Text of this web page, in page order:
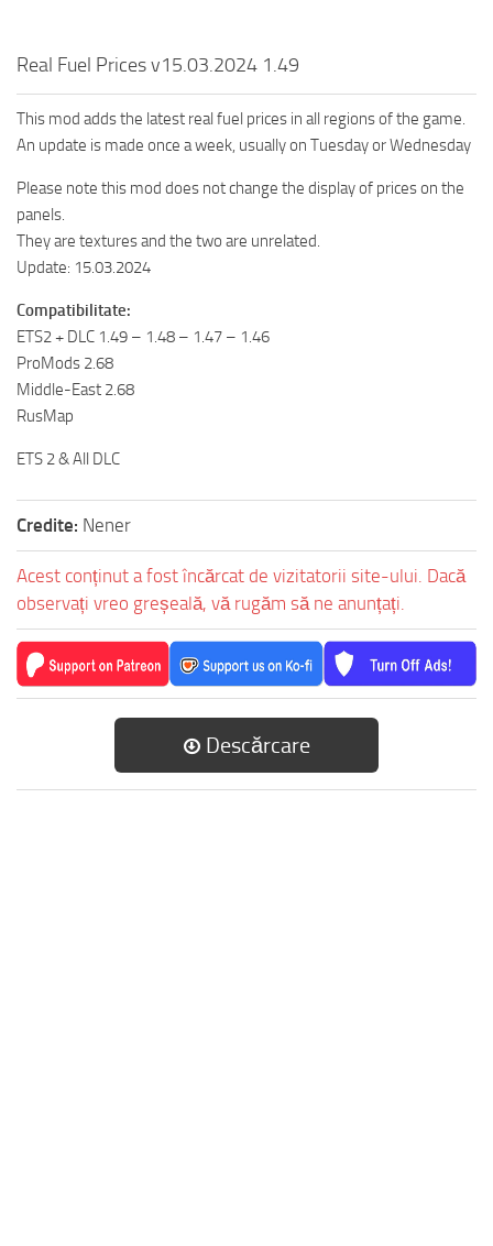
Real Fuel Prices v15.03.2024 1.49
This mod adds the latest real fuel prices in all regions of the game.
An update is made once a week, usually on Tuesday or Wednesday
Please note this mod does not change the display of prices on the
panels.
They are textures and the two are unrelated.
Update: 15.03.2024
Compatibilitate:
ETS2 + DLC 1.49 – 1.48 – 1.47 – 1.46
ProMods 2.68
Middle-East 2.68
RusMap
ETS 2 & All DLC
Credite: Nener
Acest conținut a fost încărcat de vizitatorii site-ului. Dacă
observați vreo greșeală, vă rugăm să ne anunțați.
Descărcare